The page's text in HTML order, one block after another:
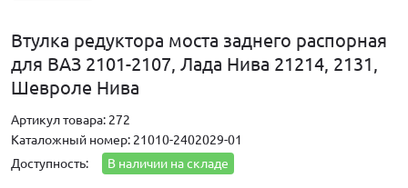
Втулка редуктора моста заднего распорная
для ВАЗ 2101-2107, Лада Нива 21214, 2131,
Шевроле Нива
Артикул товара: 272
Каталожный номер: 21010-2402029-01
Доступность:
В наличии на складе